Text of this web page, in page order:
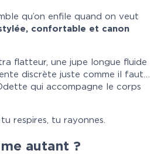
qu’on enfile quand on veut
confortable et canon
flatteur, une jupe longue fluide
discrète juste comme il faut…
qui accompagne le corps
tu respires, tu rayonnes.
autant ?